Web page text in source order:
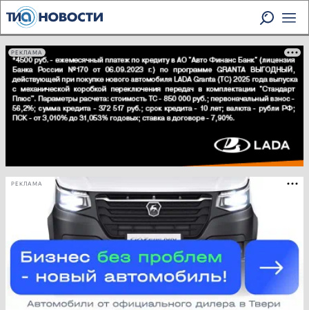
РЕКЛАМА
РЕКЛАМА